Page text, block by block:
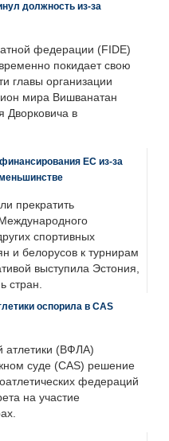
должность из-за
федерации (FIDE)
покидает свою
главы организации
мира Вишванатан
Дворковича в
ЕС из-за
прекратить
спортивных
и белорусов к турнирам
выступила Эстония,
стран.
оспорила в CAS
атлетики (ВФЛА)
суде (CAS) решение
федераций
на участие